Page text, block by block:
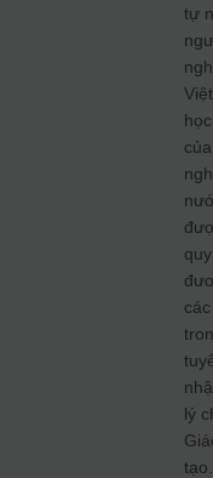
tự
lý